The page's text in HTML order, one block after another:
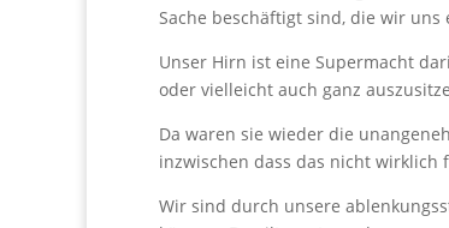
Sache beschäftigt sind, die wir
Unser Hirn ist eine Supermacht
oder vielleicht auch ganz
Da waren sie wieder die
inzwischen dass das nicht
Wir sind durch unsere